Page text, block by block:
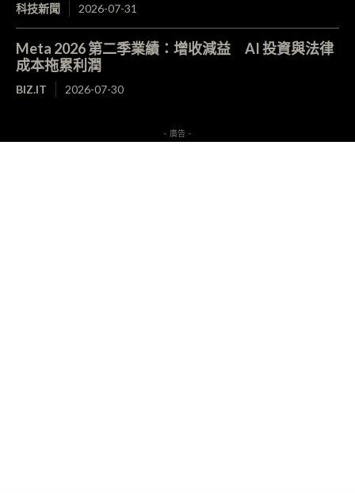
科技新聞 2026-07-31
Meta 2026 第二季業績：增收減益 AI 投資與法律
成本拖累利潤
BIZ.IT 2026-07-30
- 廣告 -